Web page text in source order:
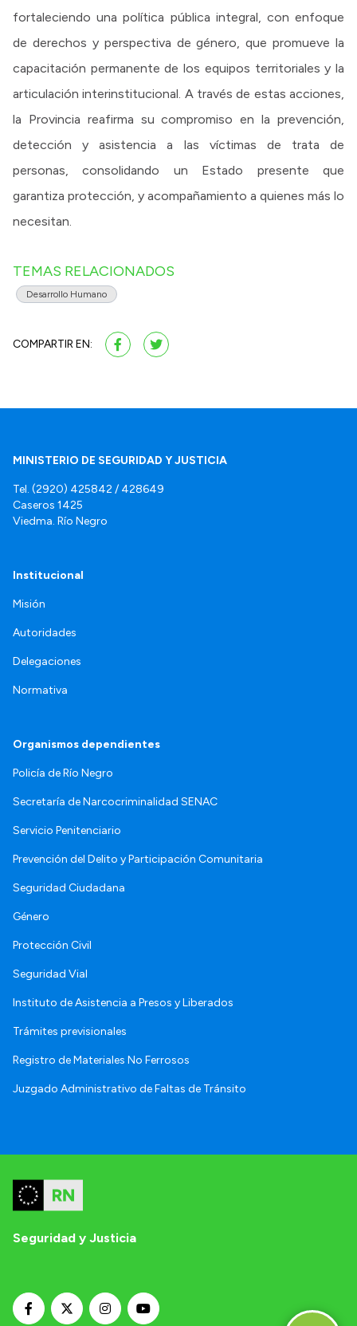
fortaleciendo una política pública integral, con enfoque
de derechos y perspectiva de género, que promueve la
capacitación permanente de los equipos territoriales y la
articulación interinstitucional. A través de estas acciones,
la Provincia reafirma su compromiso en la prevención,
detección y asistencia a las víctimas de trata de
personas, consolidando un Estado presente que
garantiza protección, y acompañamiento a quienes más lo
necesitan.
TEMAS RELACIONADOS
Desarrollo Humano
COMPARTIR EN:
MINISTERIO DE SEGURIDAD Y JUSTICIA
Tel. (2920) 425842 / 428649
Caseros 1425
Viedma. Río Negro
Institucional
Misión
Autoridades
Delegaciones
Normativa
Organismos dependientes
Policía de Río Negro
Secretaría de Narcocriminalidad SENAC
Servicio Penitenciario
Prevención del Delito y Participación Comunitaria
Seguridad Ciudadana
Género
Protección Civil
Seguridad Vial
Instituto de Asistencia a Presos y Liberados
Trámites previsionales
Registro de Materiales No Ferrosos
Juzgado Administrativo de Faltas de Tránsito
Seguridad y Justicia